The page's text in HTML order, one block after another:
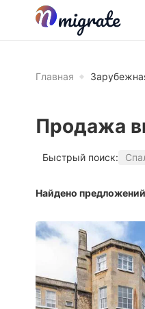
Главная
Продажа
Быстрый поиск:
Найдено